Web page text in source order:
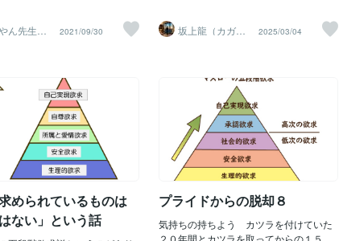
る事があれば幸いです。～～
～～～～～～～～～～～～～
～～～～～～～～～～～心理学
できていないそうです。目指
や、自分なりの「幸せの定
く理解していないと、人はど
・・どん欲に・・・何でも求
体も心もボロボロに疲れきっ
す。そこで、自分の心を正し
手法でオススメなのが『マズ
・ハロルド・マズロー（1908/
6/8） の提唱する「自己実現
】※お借りした画像：ferret_マ
ん先生
Diver）
2021/09/30
ます。心理学者アブラハム・マズローが
提唱した**「自己実現の欲求」**として
な意味も含めて、広く解釈して頂ければ
と思います。） 1. 明確な目標を持ってい
る 「何をしたいのか」がはっきりしてい
る人は、ブレずに行動できます。ゴール
が明確だからこそ、途中の困難にも負け
ません。 マラソンを走るとして、ゴール
がどこにあるかわからないマラソンなん
て１００％どこかでリタイアしますよ
ね。それと同じです。 2. 小さな行動を積
み重ねている 成功する人は「毎日1ミリ
でも前進すること」を大切にします。 い
きなり大きく変わろうとするのではな
坂上龍（カガ
リ）＠心の万事
2025/03/04
求められているものは
ない」という話
プライドからの脱却８
気持ちの持ちよう カツラを付けていた
２０年間とカツラを取ってからの１５年